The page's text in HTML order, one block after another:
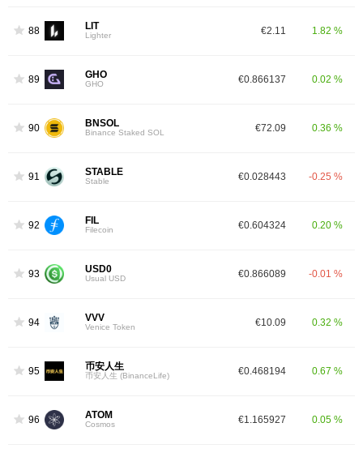
88 LIT
Lighter €2.11 1.82 %
89 GHO
GHO €0.866137 0.02 %
90 BNSOL
Binance Staked SOL €72.09 0.36 %
91 STABLE
Stable €0.028443 -0.25 %
92 FIL
Filecoin €0.604324 0.20 %
93 USD0
Usual USD €0.866089 -0.01 %
94 VVV
Venice Token €10.09 0.32 %
95 币安人生
币安人生 (BinanceLife) €0.468194 0.67 %
96 ATOM
Cosmos €1.165927 0.05 %